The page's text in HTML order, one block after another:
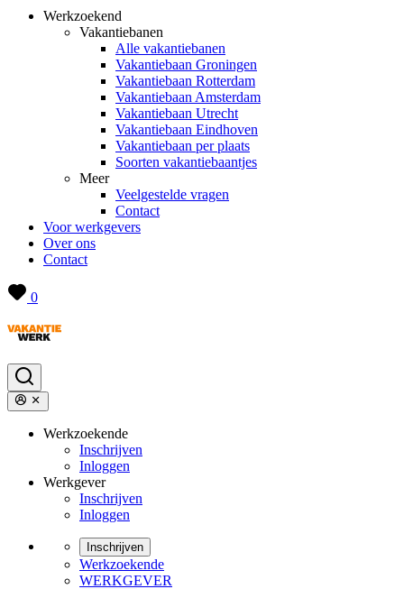
Werkzoekend
Vakantiebanen
Alle vakantiebanen
Vakantiebaan Groningen
Vakantiebaan Rotterdam
Vakantiebaan Amsterdam
Vakantiebaan Utrecht
Vakantiebaan Eindhoven
Vakantiebaan per plaats
Soorten vakantiebaantjes
Meer
Veelgestelde vragen
Contact
Voor werkgevers
Over ons
Contact
0
Werkzoekende
Inschrijven
Inloggen
Werkgever
Inschrijven
Inloggen
Inschrijven
Werkzoekende
WERKGEVER